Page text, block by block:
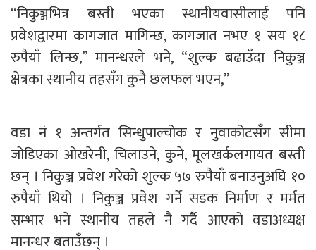
“निकुञ्जभित्र बस्ती भएका स्थानीयवासीलाई पनि
प्रवेशद्वारमा कागजात मागिन्छ, कागजात नभए १ सय १८
रुपैयाँ लिन्छ,” मानन्धरले भने, “शुल्क बढाउँदा निकुञ्ज
क्षेत्रका स्थानीय तहसँग कुनै छलफल भएन,”
वडा नं १ अन्तर्गत सिन्धुपाल्चोक र नुवाकोटसँग सीमा
जोडिएका ओखरेनी, चिलाउने, कुने, मूलखर्कलगायत बस्ती
छन् । निकुञ्ज प्रवेश गरेको शुल्क ५७ रुपैयाँ बनाउनुअघि १०
रुपैयाँ थियो । निकुञ्ज प्रवेश गर्ने सडक निर्माण र मर्मत
सम्भार भने स्थानीय तहले नै गर्दै आएको वडाअध्यक्ष
मानन्धर बताउँछन् ।